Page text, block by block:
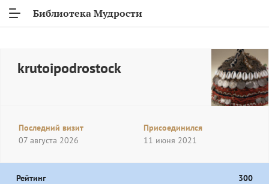
Библиотека Мудрости
krutoipodrostock
Последний визит
07 августа 2026
Присоединился
11 июня 2021
Рейтинг 300